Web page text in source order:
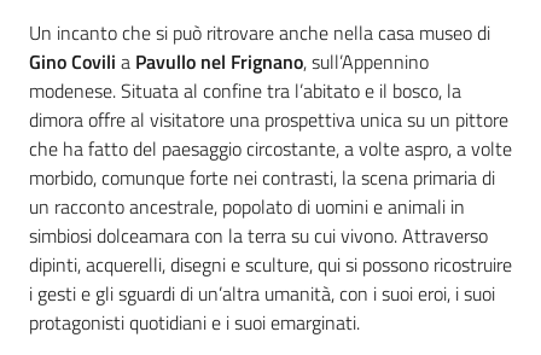
Un incanto che si può ritrovare anche nella casa museo di
Gino Covili a Pavullo nel Frignano, sull’Appennino
modenese. Situata al confine tra l’abitato e il bosco, la
dimora offre al visitatore una prospettiva unica su un pittore
che ha fatto del paesaggio circostante, a volte aspro, a volte
morbido, comunque forte nei contrasti, la scena primaria di
un racconto ancestrale, popolato di uomini e animali in
simbiosi dolceamara con la terra su cui vivono. Attraverso
dipinti, acquerelli, disegni e sculture, qui si possono ricostruire
i gesti e gli sguardi di un’altra umanità, con i suoi eroi, i suoi
protagonisti quotidiani e i suoi emarginati.